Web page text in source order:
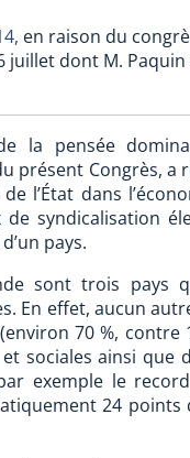
en raison du
dont M.
la pensée
présent Congrès, a
l’État dans
syndicalisation
pays.
sont trois pays
effet, aucun autre
70 %, contre
et sociales ainsi
exemple le
24